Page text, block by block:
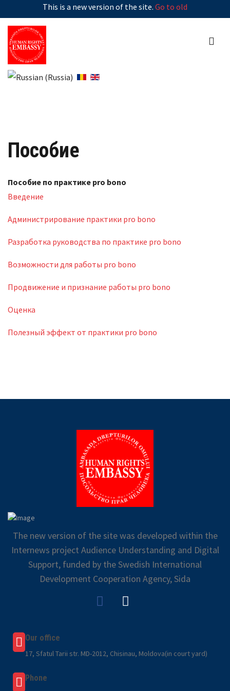
This is a new version of the site. Go to old
Пособие
Пособие по практике pro bono
Введение
Администрирование практики pro bono
Разработка руководства по практике pro bono
Возможности для работы pro bono
Продвижение и признание работы pro bono
Оценка
Полезный эффект от практики pro bono
The new version of the site was developed within the
Internews project Audience Understanding and Digital
Support, funded by the Swedish International
Development Cooperation Agency, Sida
Our office
17, Sfatul Tarii str. MD-2012, Chisinau, Moldova(in court yard)
Phone